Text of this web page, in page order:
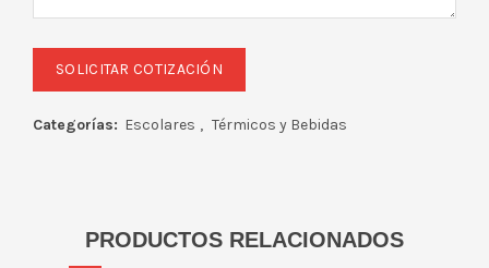
Categorías: Escolares , Térmicos y Bebidas
PRODUCTOS RELACIONADOS